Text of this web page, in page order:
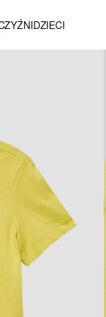
DZIECI